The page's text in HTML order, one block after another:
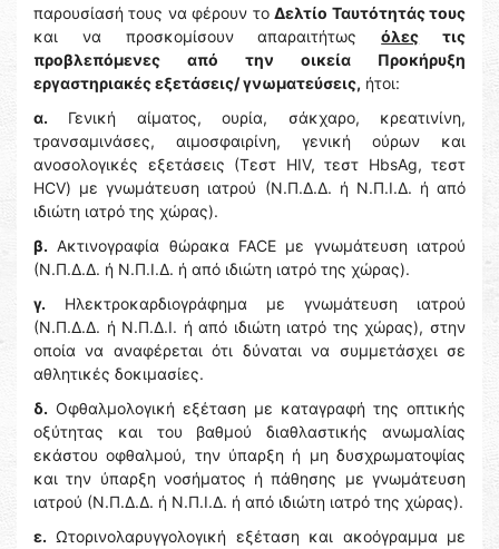
παρουσίασή τους να φέρουν τοΔελτίο Ταυτότητάς τους
και να προσκομίσουν απαραιτήτωςόλες τις
προβλεπόμενες από την οικεία Προκήρυξη
εργαστηριακές εξετάσεις/ γνωματεύσεις, ήτοι:
α. Γενική αίματος, ουρία, σάκχαρο, κρεατινίνη,
τρανσαμινάσες, αιμοσφαιρίνη, γενική ούρων και
ανοσολογικές εξετάσεις (Τεστ HIV, τεστ HbsAg, τεστ
HCV) με γνωμάτευση ιατρού (Ν.Π.Δ.Δ. ή Ν.Π.Ι.Δ. ή από
ιδιώτη ιατρό της χώρας).
β. Ακτινογραφία θώρακα FACE με γνωμάτευση ιατρού
(Ν.Π.Δ.Δ. ή Ν.Π.Ι.Δ. ή από ιδιώτη ιατρό της χώρας).
γ. Ηλεκτροκαρδιογράφημα με γνωμάτευση ιατρού
(Ν.Π.Δ.Δ. ή Ν.Π.Δ.Ι. ή από ιδιώτη ιατρό της χώρας), στην
οποία να αναφέρεται ότι δύναται να συμμετάσχει σε
αθλητικές δοκιμασίες.
δ. Οφθαλμολογική εξέταση με καταγραφή της οπτικής
οξύτητας και του βαθμού διαθλαστικής ανωμαλίας
εκάστου οφθαλμού, την ύπαρξη ή μη δυσχρωματοψίας
και την ύπαρξη νοσήματος ή πάθησης με γνωμάτευση
ιατρού (Ν.Π.Δ.Δ. ή Ν.Π.Ι.Δ. ή από ιδιώτη ιατρό της χώρας).
ε. Ωτορινολαρυγγολογική εξέταση και ακοόγραμμα με